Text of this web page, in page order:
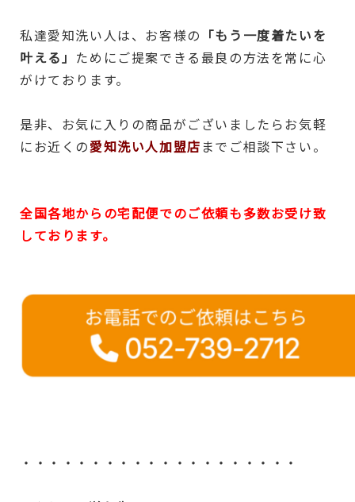
私達愛知洗い人は、お客様の 「もう一度着たいを
叶える」 ためにご提案できる最良の方法を常に心
がけております。
是非、お気に入りの商品がございましたらお気軽
にお近くの愛知洗い人加盟店 までご相談下さい。
全国各地からの宅配便でのご依頼も多数お受け致
しております。
・・・・・・・・・・・・・・・・・・・・